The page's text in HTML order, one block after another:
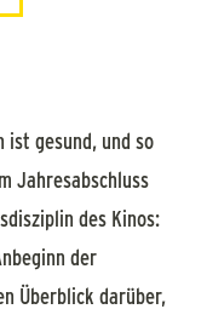
ist gesund, und so
Jahresabschluss
des Kinos:
der
Überblick darüber,